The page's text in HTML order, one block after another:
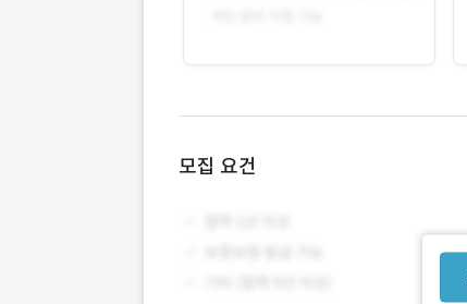
모집 요건